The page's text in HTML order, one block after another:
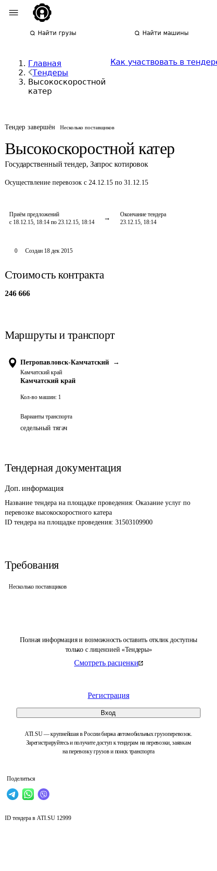
Найти грузы Найти машины
Главная
Тендеры
Высокоскоростной
катер
Как участвовать в
Тендер завершён Несколько поставщиков
Высокоскоростной катер
Государственный тендер, Запрос котировок
Осуществление перевозок с 24.12.15 по 31.12.15
Приём предложений
с 18.12.15, 18:14 по 23.12.15, 18:14
Окончание тендера
23.12.15, 18:14
Полная информация и возможность оставить отклик доступны
только с лицензией «Тендеры»
Смотреть расценки
Регистрация
Вход
ATI.SU — крупнейшая в России биржа автомобильных грузоперевозок.
Зарегистрируйтесь и получите доступ к тендерам на перевозки, заявкам
на перевозку грузов и поиск транспорта
Поделиться
0 Создан 18 дек 2015
Стоимость контракта
246 666
Маршруты и транспорт
Петропавловск-Камчатский →
Камчатский край
Камчатский край
Кол-во машин: 1
Варианты транспорта
седельный тягач
Тендерная документация
Доп. информация
Название тендера на площадке проведения: Оказание услуг по
перевозке высокоскоростного катера
ID тендера на площадке проведения: 31503109900
Требования
Несколько поставщиков
ID тендера в ATI.SU 12999